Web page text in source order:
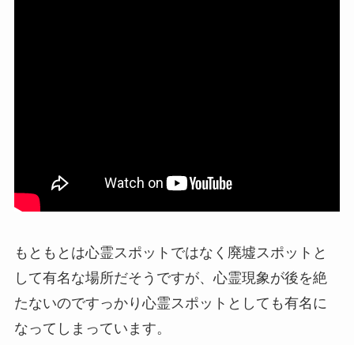
もともとは心霊スポットではなく廃墟スポットと
して有名な場所だそうですが、心霊現象が後を絶
たないのですっかり心霊スポットとしても有名に
なってしまっています。